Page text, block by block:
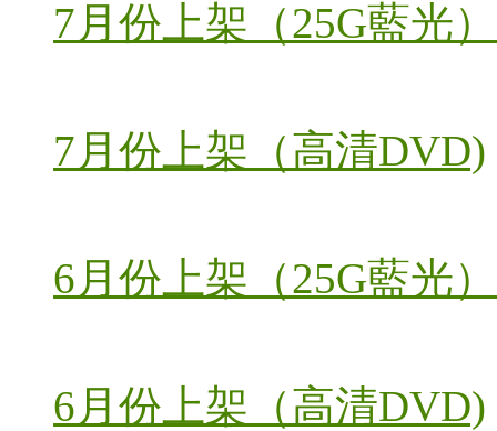
7月份上架（25G藍光）
7月份上架（高清DVD)
6月份上架（25G藍光）
6月份上架（高清DVD)